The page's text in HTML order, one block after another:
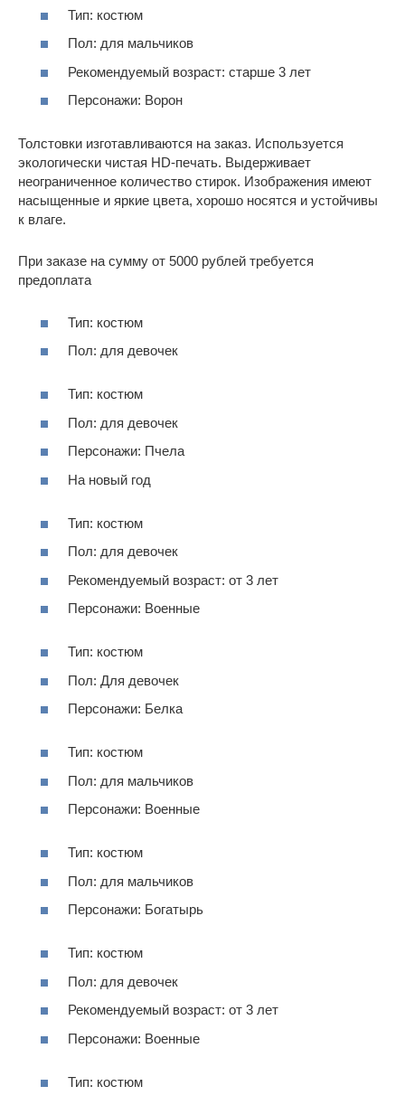
Тип: костюм
Пол: для мальчиков
Рекомендуемый возраст: старше 3 лет
Персонажи: Ворон
Толстовки изготавливаются на заказ. Используется
экологически чистая HD-печать. Выдерживает
неограниченное количество стирок. Изображения имеют
насыщенные и яркие цвета, хорошо носятся и устойчивы
к влаге.
При заказе на сумму от 5000 рублей требуется
предоплата
Тип: костюм
Пол: для девочек
Тип: костюм
Пол: для девочек
Персонажи: Пчела
На новый год
Тип: костюм
Пол: для девочек
Рекомендуемый возраст: от 3 лет
Персонажи: Военные
Тип: костюм
Пол: Для девочек
Персонажи: Белка
Тип: костюм
Пол: для мальчиков
Персонажи: Военные
Тип: костюм
Пол: для мальчиков
Персонажи: Богатырь
Тип: костюм
Пол: для девочек
Рекомендуемый возраст: от 3 лет
Персонажи: Военные
Тип: костюм